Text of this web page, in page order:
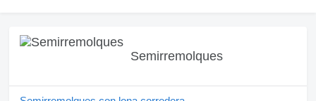
Semirremolques